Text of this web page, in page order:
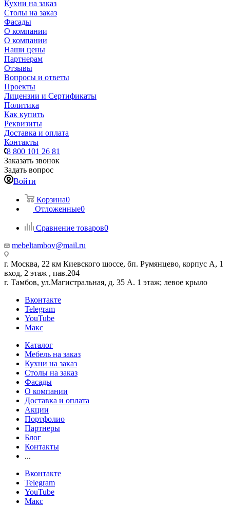
Кухни на заказ
Столы на заказ
Фасады
О компании
О компании
Наши цены
Партнерам
Отзывы
Вопросы и ответы
Проекты
Лицензии и Сертификаты
Политика
Как купить
Реквизиты
Доставка и оплата
Контакты
8 800 101 26 81
Заказать звонок
Задать вопрос
Войти
Корзина0
Отложенные0
Сравнение товаров0
mebeltambov@mail.ru
г. Москва, 22 км Киевского шоссе, бп. Румянцево, корпус А, 1
вход, 2 этаж , пав.204
г. Тамбов, ул.Магистральная, д. 35 А. 1 этаж; левое крыло
Вконтакте
Telegram
YouTube
Макс
Каталог
Мебель на заказ
Кухни на заказ
Столы на заказ
Фасады
О компании
Доставка и оплата
Акции
Портфолио
Партнеры
Блог
Контакты
...
Вконтакте
Telegram
YouTube
Макс